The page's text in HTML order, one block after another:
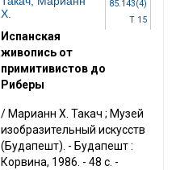
85.143(4)
Т 15
Х.
Испанская
живопись от
примитивистов до
Риберы
/ Марианн Х. Такач ; Музей
изобразительный искусств
(Будапешт). - Будапешт :
Корвина, 1986. - 48 с. -